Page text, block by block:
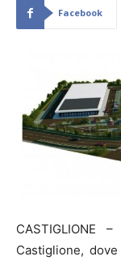
Facebook
CASTIGLIONE
Castiglione,